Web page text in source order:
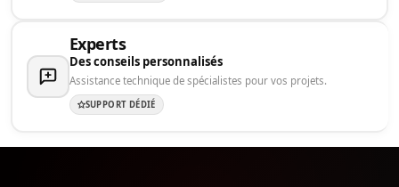
Experts
Des conseils personnalisés
Assistance technique de spécialistes pour vos projets.
SUPPORT DÉDIÉ